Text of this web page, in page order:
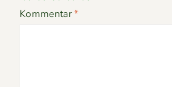
Kommentar*